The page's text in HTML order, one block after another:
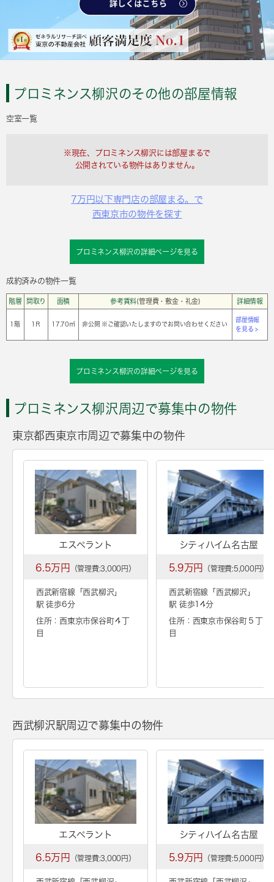
プロミネンス柳沢のその他の部屋情報
空室一覧
※現在、プロミネンス柳沢には部屋まるで
公開されている物件はありません。
7万円以下専門店の部屋まる。で
西東京市の物件を探す
プロミネンス柳沢の詳細ページを見る
成約済みの物件一覧
階層 間取り 面積 参考賃料(管理費・敷金・礼金) 詳細情報
1階 1Ｒ 17.70㎡ 非公開 ※ご確認いたしますのでお問い合わせください
部屋情報
を見る >
プロミネンス柳沢の詳細ページを見る
プロミネンス柳沢周辺で募集中の物件
東京都西東京市周辺で募集中の物件
エスペラント
6.5万円 （管理費:3,000円）
西武新宿線「西武柳沢 」
駅 徒歩6分
住所：西東京市保谷町４丁
目
シティハイム名古屋
5.9万円 （管理費:5,000円）
西武新宿線「 西武柳沢 」
駅 徒歩14分
住所：西東京市保谷町５丁
目
西武柳沢駅周辺で募集中の物件
エスペラント
6.5万円 （管理費:3,000円）
シティハイム名古屋
5.9万円 （管理費:5,000円）